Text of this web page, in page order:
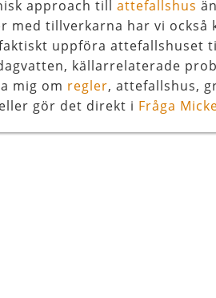
approach till attefallshus
med tillverkarna har vi
uppföra attefallshuset
källarrelaterade
mig om regler, attefallshus,
gör det direkt i Fråga